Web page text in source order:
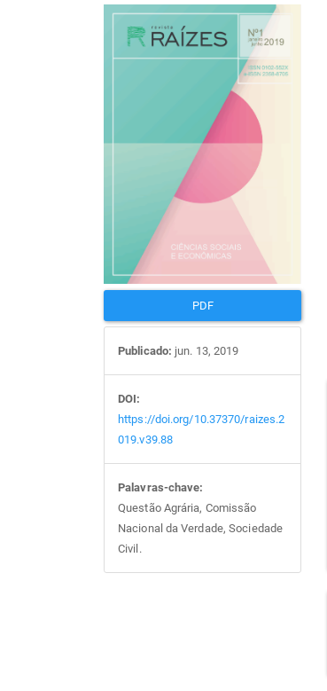
Barra
lateral
artigos
PDF
Publicado: jun. 13, 2019
DOI:
https://doi.org/10.37370/raizes.2
019.v39.88
Palavras-chave:
Questão Agrária, Comissão
Nacional da Verdade, Sociedade
Civil.